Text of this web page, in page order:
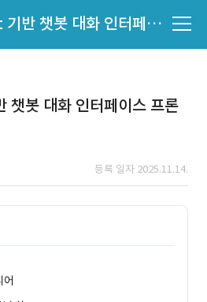
Next.js/React 기반 챗봇 대화 인터페이스 프론트엔드 개발
봇 대화 인터페이스 프론
등록 일자 2025.11.14.
어